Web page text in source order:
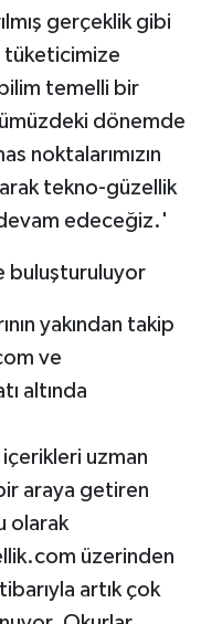
gerçeklik gibi
tüketicimize
temelli bir
dönemde
noktalarımızın
tekno-güzellik
edeceğiz.'
buluşturuluyor
yakından takip
ve
altında
uzman
araya getiren
olarak
üzerinden
artık çok